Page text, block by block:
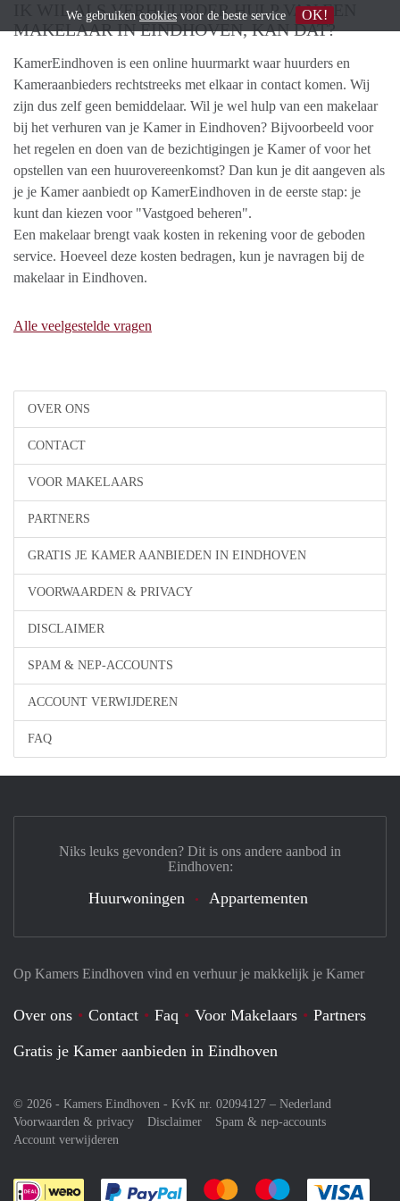
OVER ONS
CONTACT
VOOR MAKELAARS
PARTNERS
GRATIS JE KAMER AANBIEDEN IN EINDHOVEN
VOORWAARDEN & PRIVACY
DISCLAIMER
SPAM & NEP-ACCOUNTS
ACCOUNT VERWIJDEREN
FAQ
IK WIL ALS VERHUURDER HULP VAN EEN
MAKELAAR IN EINDHOVEN, KAN DAT?
KamerEindhoven is een online huurmarkt waar huurders en
Kameraanbieders rechtstreeks met elkaar in contact komen. Wij
zijn dus zelf geen bemiddelaar. Wil je wel hulp van een makelaar
bij het verhuren van je Kamer in Eindhoven? Bijvoorbeeld voor
het regelen en doen van de bezichtigingen je Kamer of voor het
opstellen van een huurovereenkomst? Dan kun je dit aangeven als
je je Kamer aanbiedt op KamerEindhoven in de eerste stap: je
kunt dan kiezen voor "Vastgoed beheren".
Een makelaar brengt vaak kosten in rekening voor de geboden
service. Hoeveel deze kosten bedragen, kun je navragen bij de
makelaar in Eindhoven.
Alle veelgestelde vragen
Op Kamers Eindhoven vind en verhuur je makkelijk je Kamer
Over ons Contact Faq Voor Makelaars
Partners
Gratis je Kamer aanbieden in Eindhoven
© 2026 - Kamers Eindhoven - KvK nr. 02094127 – Nederland
Voorwaarden & privacy
Disclaimer
Spam & nep-accounts
Account verwijderen
Je rekent gemakkelijk af met Paypal
Je rekent gemakkelijk af met
Je rekent
Niks leuks gevonden? Dit is ons andere aanbod in
Eindhoven:
Huurwoningen Appartementen
We gebruiken cookies voor de beste service OK!